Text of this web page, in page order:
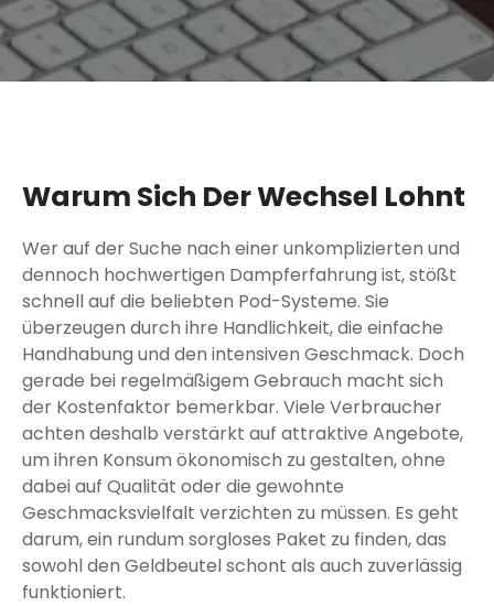
Warum Sich Der Wechsel Lohnt
Wer auf der Suche nach einer unkomplizierten und
dennoch hochwertigen Dampferfahrung ist, stößt
schnell auf die beliebten Pod-Systeme. Sie
überzeugen durch ihre Handlichkeit, die einfache
Handhabung und den intensiven Geschmack. Doch
gerade bei regelmäßigem Gebrauch macht sich
der Kostenfaktor bemerkbar. Viele Verbraucher
achten deshalb verstärkt auf attraktive Angebote,
um ihren Konsum ökonomisch zu gestalten, ohne
dabei auf Qualität oder die gewohnte
Geschmacksvielfalt verzichten zu müssen. Es geht
darum, ein rundum sorgloses Paket zu finden, das
sowohl den Geldbeutel schont als auch zuverlässig
funktioniert.